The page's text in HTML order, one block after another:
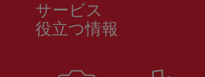
サービス
役立つ情報